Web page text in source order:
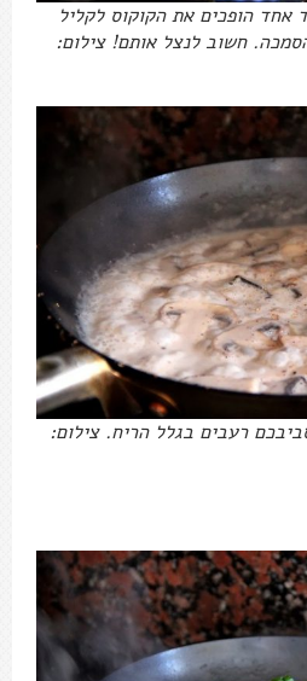
הופכים את הקוקוס לקליל
חשוב לנצל אותם! צילום:
רעבים בגלל הריח. צילום: